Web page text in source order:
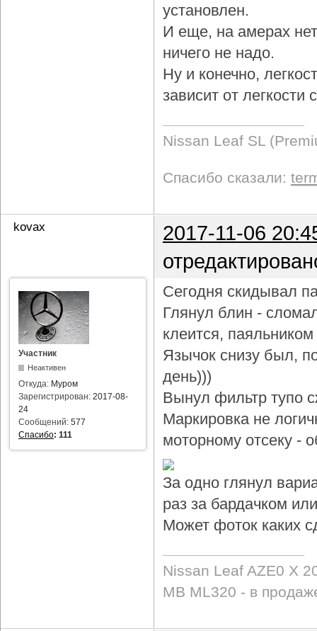
установлен.
И еще, на амерах
ничего не надо.
Ну и конечно,
зависит от
Nissan Leaf SL
Спасибо сказали:
kovax
2017-11-06
Участник
Неактивен
Откуда: Муром
Зарегистрирован: 2017-08-
24
Сообщений: 577
Спасибо: 111
Сегодня скидывал
Глянул блин -
клеится,
Язычок снизу был,
день)))
Вынул фильтр тупо
Маркировка не
моторному отсеку -
За одно глянул
раз за бардачком
Может фоток каких
Nissan Leaf AZE0 X
MB ML320 - в